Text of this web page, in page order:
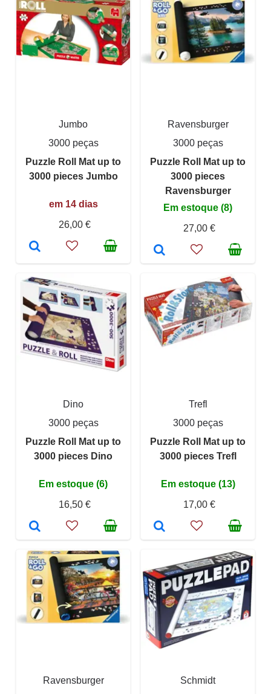
Jumbo
3000 peças
Puzzle Roll Mat up to
3000 pieces Jumbo
em 14 dias
26,00 €
Ravensburger
3000 peças
Puzzle Roll Mat up to
3000 pieces
Ravensburger
Em estoque (8)
27,00 €
Dino
3000 peças
Puzzle Roll Mat up to
3000 pieces Dino
Em estoque (6)
16,50 €
Trefl
3000 peças
Puzzle Roll Mat up to
3000 pieces Trefl
Em estoque (13)
17,00 €
Ravensburger Schmidt